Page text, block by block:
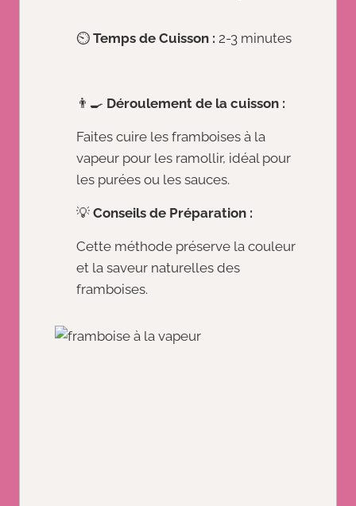
⏲️ Temps de Cuisson : 2-3 minutes
👨‍🍳 Déroulement de la cuisson :
Faites cuire les framboises à la
vapeur pour les ramollir, idéal pour
les purées ou les sauces.
💡 Conseils de Préparation :
Cette méthode préserve la couleur
et la saveur naturelles des
framboises.